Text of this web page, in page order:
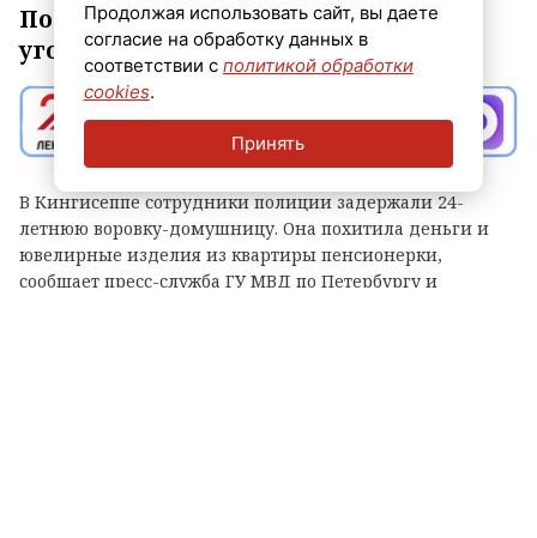
По данному факту возбуждено
уголовное дело по статье «Кража».
В Кингисеппе сотрудники полиции задержали 24-
летнюю воровку-домушницу. Она похитила деньги и
ювелирные изделия из квартиры пенсионерки,
сообщает пресс-служба ГУ МВД по Петербургу и
Продолжая использовать сайт, вы даете
согласие на обработку данных в
соответствии с политикой обработки
cookies.
Принять